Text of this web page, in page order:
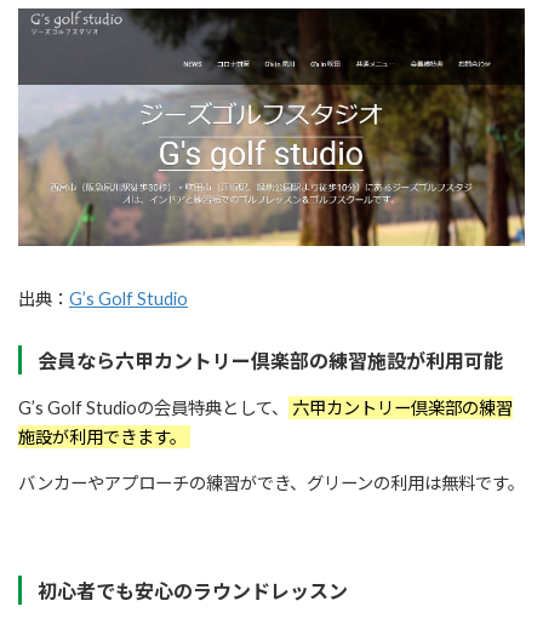
出典： G’s Golf Studio
会員なら六甲カントリー倶楽部の練習施設が利用可能
G’s Golf Studioの会員特典として、
六甲カントリー倶楽部の練習
施設が利用できます。
バンカーやアプローチの練習ができ、グリーンの利用は無料です。
初心者でも安心のラウンドレッスン